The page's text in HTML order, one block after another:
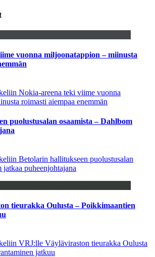
vuonna miljoonatappion – miinusta
Nokia-areena teki viime vuonna
roimasti aiempaa enemmän
puolustusalan osaamista – Dahlbom
Betolarin hallitukseen puolustusalan
puheenjohtajana
tieurakka Oulusta – Poikkimaantien
VRJ:lle Väyläviraston tieurakka Oulusta
jatkuu